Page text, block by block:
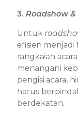
3. Roadshow &
Untuk
efisien
rangkaian
menangani
pengisi acara,
harus
berdekatan.